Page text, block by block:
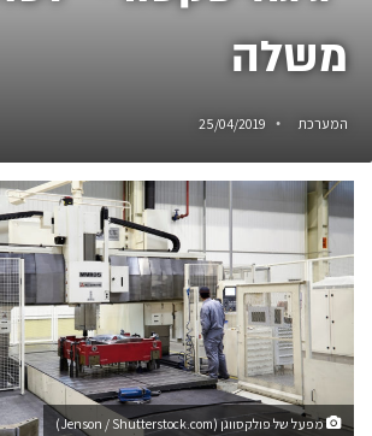
משלה
המערכת 25/04/2019
מפעל של פולקסווגן (Jenson / Shutterstock.com)